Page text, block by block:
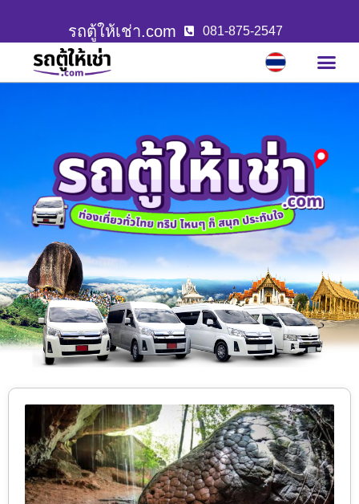
รถตู้ให้เช่า.com 081-875-2547